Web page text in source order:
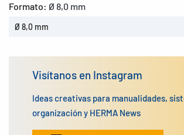
Formato: Ø 8,0 mm
Ø 8,0 mm
Visítanos en Instagram
Ideas creativas para manualidades,
organización y HERMA News